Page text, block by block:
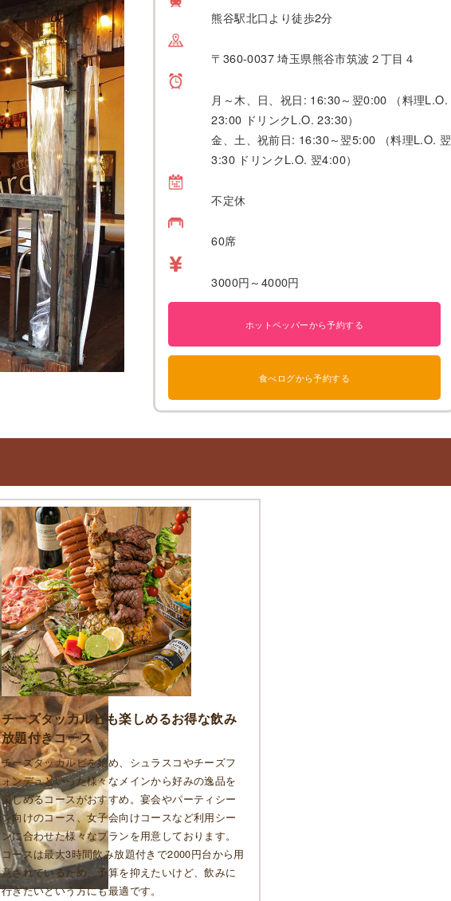
熊谷駅北口より徒歩2分
〒360-0037 埼玉県熊谷市筑波２丁目４
月～木、日、祝日: 16:30～翌0:00 （料理L.O.
23:00 ドリンクL.O. 23:30）
金、土、祝前日: 16:30～翌5:00 （料理L.O. 翌
3:30 ドリンクL.O. 翌4:00）
不定休
60席
3000円～4000円
ホットペッパーから予約する
食べログから予約する
チーズタッカルビも楽しめるお得な飲み
放題付きコース
チーズタッカルビを始め、シュラスコやチーズフ
ォンデュといった様々なメインから好みの逸品を
楽しめるコースがおすすめ。宴会やパーティシー
ン向けのコース、女子会向けコースなど利用シー
ンに合わせた様々なプランを用意しております。
コースは最大3時間飲み放題付きで2000円台から用
意されているため、予算を抑えたいけど、飲みに
行きたいという方にも最適です。